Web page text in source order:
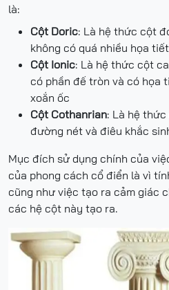
là:
Cột Doric: Là hệ thức cột
không có quá nhiều họa tiết
Cột Ionic: Là hệ thức cột
có phần đế tròn và có họa
xoắn ốc
Cột Cothanrian: Là hệ
đường nét và điêu khắc
Mục đích sử dụng chính của
của phong cách cổ điển là vì
cũng như việc tạo ra cảm giác
các hệ cột này tạo ra.